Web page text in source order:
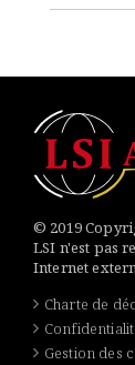
© 2019
LSI n'est pas
Internet
Charte de
Gestion des